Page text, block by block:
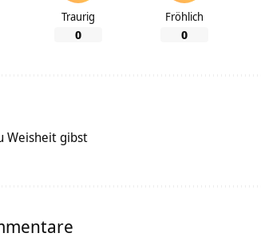
Traurig
0
Fröhlich
0
Weisheit gibst